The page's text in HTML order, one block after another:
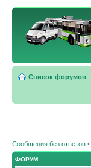
Список форумов
Сообщения без ответов •
ФОРУМ